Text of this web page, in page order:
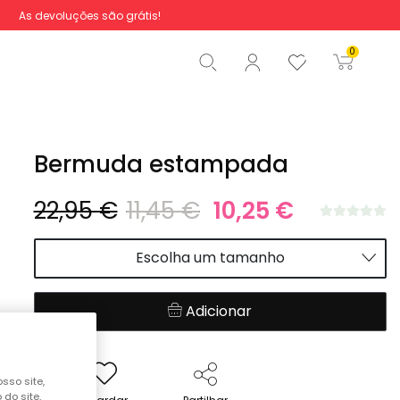
As devoluções são grátis!
0
Total 0,00 €
Iniciar ordem
Bermuda estampada
22,95 € 11,45 € 10,25 €
Escolha um tamanho
Adicionar
site,
do site,